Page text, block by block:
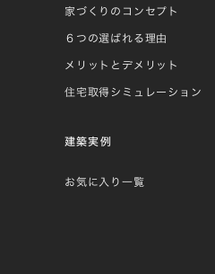
家づくりのコンセプト
６つの選ばれる理由
メリットとデメリット
住宅取得シミュレーション
建築実例
お気に入り一覧